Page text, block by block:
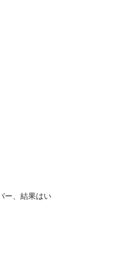
ー、結果はい